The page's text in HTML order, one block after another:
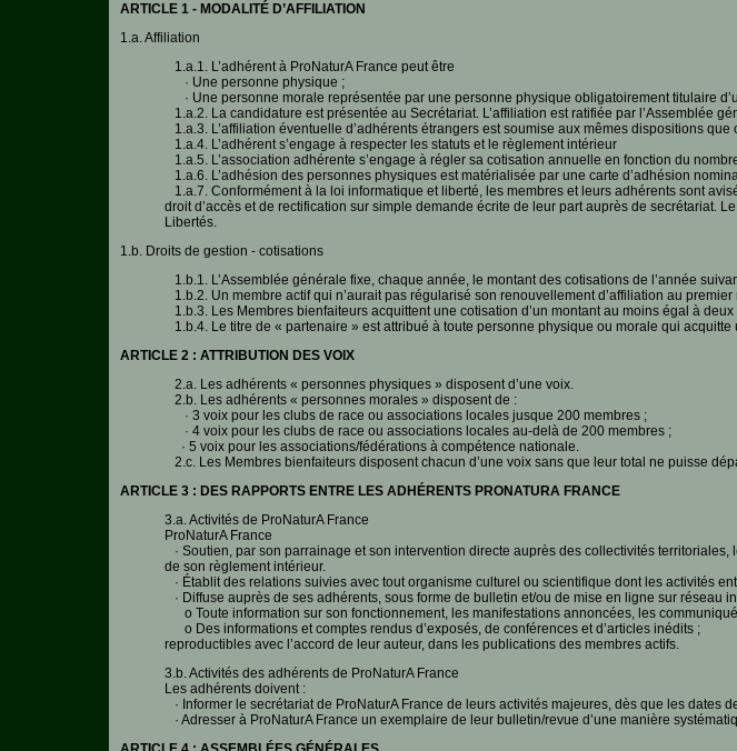
ARTICLE 1 - MODALITÉ D’AFFILIATION
1.a. Affiliation
1.a.1. L’adhérent à ProNaturA France peut être
· Une personne physique ;
· Une personne morale représentée par une personne physique obligatoirement titulaire
1.a.2. La candidature est présentée au Secrétariat. L’affiliation est ratifiée par l’Assemblée
1.a.3. L’affiliation éventuelle d’adhérents étrangers est soumise aux mêmes dispositions
1.a.4. L’adhérent s’engage à respecter les statuts et le règlement intérieur
1.a.5. L’association adhérente s’engage à régler sa cotisation annuelle en fonction du
1.a.6. L’adhésion des personnes physiques est matérialisée par une carte d’adhésion
1.a.7. Conformément à la loi informatique et liberté, les membres et leurs adhérents sont
droit d’accès et de rectification sur simple demande écrite de leur part auprès de secrétariat.
Libertés.
1.b. Droits de gestion - cotisations
1.b.1. L’Assemblée générale fixe, chaque année, le montant des cotisations de l’année
1.b.2. Un membre actif qui n’aurait pas régularisé son renouvellement d’affiliation au
1.b.3. Les Membres bienfaiteurs acquittent une cotisation d’un montant au moins égal à
1.b.4. Le titre de « partenaire » est attribué à toute personne physique ou morale qui
ARTICLE 2 : ATTRIBUTION DES VOIX
2.a. Les adhérents « personnes physiques » disposent d’une voix.
2.b. Les adhérents « personnes morales » disposent de :
· 3 voix pour les clubs de race ou associations locales jusque 200 membres ;
· 4 voix pour les clubs de race ou associations locales au-delà de 200 membres ;
· 5 voix pour les associations/fédérations à compétence nationale.
2.c. Les Membres bienfaiteurs disposent chacun d’une voix sans que leur total ne puisse
ARTICLE 3 : DES RAPPORTS ENTRE LES ADHÉRENTS PRONATURA FRANCE
3.a. Activités de ProNaturA France
ProNaturA France
· Soutien, par son parrainage et son intervention directe auprès des collectivités
de son règlement intérieur.
· Établit des relations suivies avec tout organisme culturel ou scientifique dont les activités
· Diffuse auprès de ses adhérents, sous forme de bulletin et/ou de mise en ligne sur réseau
o Toute information sur son fonctionnement, les manifestations annoncées, les
o Des informations et comptes rendus d’exposés, de conférences et d’articles inédits ;
reproductibles avec l’accord de leur auteur, dans les publications des membres actifs.
3.b. Activités des adhérents de ProNaturA France
Les adhérents doivent :
· Informer le secrétariat de ProNaturA France de leurs activités majeures, dès que les dates
· Adresser à ProNaturA France un exemplaire de leur bulletin/revue d’une manière